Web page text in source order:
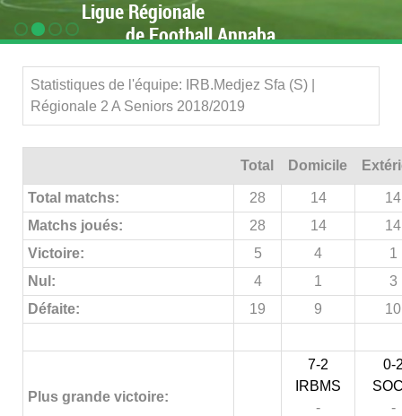
Ligue Régionale
de Football Annaba
Statistiques de l'équipe: IRB.Medjez Sfa (S) |
Régionale 2 A Seniors 2018/2019
Total Domicile
Total matchs: 28 14
14
Matchs joués:
28 14
14
Victoire:
5 4
1
Nul:
4 1
3
Défaite:
19 9 10
Plus grande victoire:
7-2
IRBMS
-
0-
-